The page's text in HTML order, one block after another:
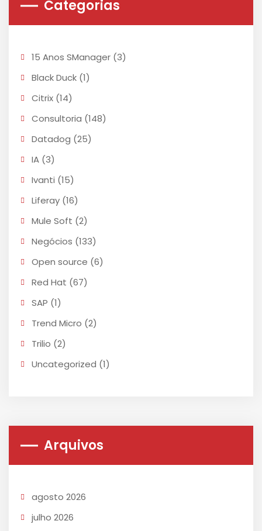
Categorias
15 Anos SManager (3)
Black Duck (1)
Citrix (14)
Consultoria (148)
Datadog (25)
IA (3)
Ivanti (15)
Liferay (16)
Mule Soft (2)
Negócios (133)
Open source (6)
Red Hat (67)
SAP (1)
Trend Micro (2)
Trilio (2)
Uncategorized (1)
Arquivos
agosto 2026
julho 2026